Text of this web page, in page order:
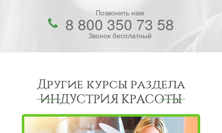
Позвонить нам
8 800 350 73 58
Звонок бесплатный
Другие курсы раздела
ИНДУСТРИЯ КРАСОТЫ